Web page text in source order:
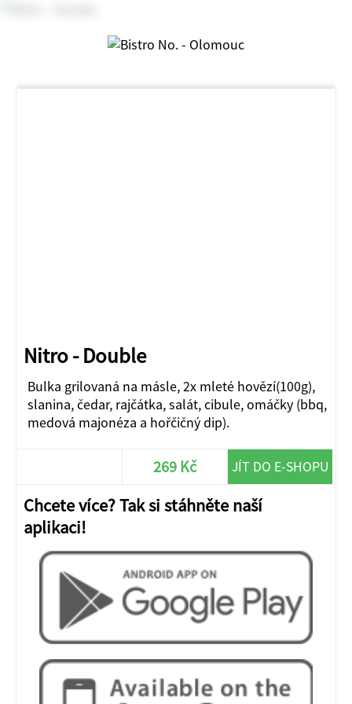
Nitro - Double
Bulka grilovaná na másle, 2x mleté hovězí(100g),
slanina, čedar, rajčátka, salát, cibule, omáčky (bbq,
medová majonéza a hořčičný dip).
269 Kč JÍT DO E-SHOPU
Chcete více? Tak si stáhněte naší
aplikaci!